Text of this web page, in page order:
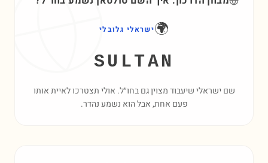
🌍ישראלי גלובלי
SULTAN
שם ישראלי שיעבוד מצוין גם בחו״ל. אולי תצטרכו לאיית אותו
פעם אחת, אבל הוא נשמע נהדר.